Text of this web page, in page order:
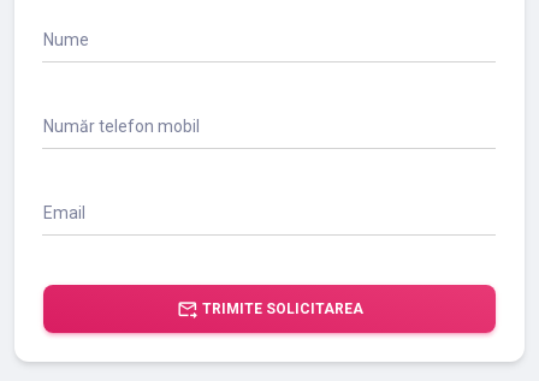
Nume
Număr telefon mobil
Email
forward_to_inbox TRIMITE SOLICITAREA